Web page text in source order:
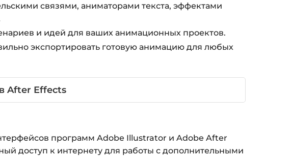
связями, аниматорами текста, эффектами
и идей для ваших анимационных проектов.
экспортировать готовую анимацию для любых
After Effects
программ Adobe Illustrator и Adobe After
доступ к интернету для работы с дополнительными